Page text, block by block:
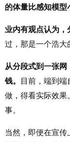
的体量比感知模型
业内有观点认为，
过，那是一个浩大
从分段式到一张
钱。
目前，端到
做，得看实际效果
事。
当然，即便在宣传